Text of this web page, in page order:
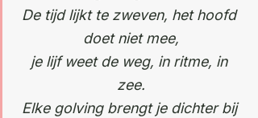
De tijd lijkt te zweven, het hoofd
doet niet mee,
je lijf weet de weg, in ritme, in
zee.
Elke golving brengt je dichter bij